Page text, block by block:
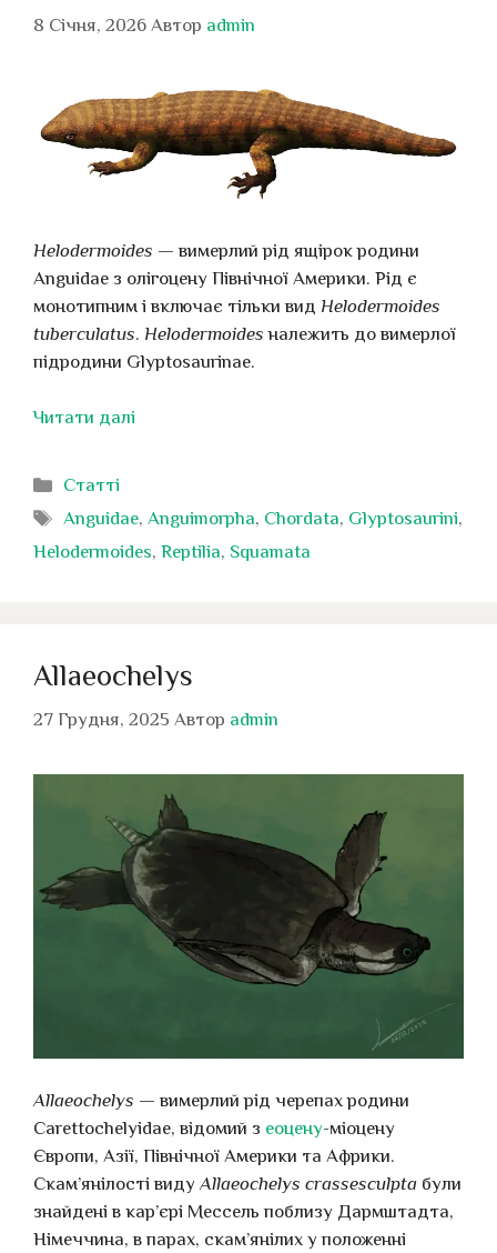
8 Січня, 2026 Автор admin
Helodermoides — вимерлий рід ящірок родини
Anguidae з олігоцену Північної Америки. Рід є
монотипним і включає тільки вид Helodermoides
tuberculatus. Helodermoides належить до вимерлої
підродини Glyptosaurinae.
Читати далі
Категорії
Статті
Позначки
Anguidae,Anguimorpha, Chordata, Glyptosaurini,
Helodermoides, Reptilia, Squamata
Allaeochelys
27 Грудня, 2025 Автор admin
Allaeochelys — вимерлий рід черепах родини
Carettochelyidae, відомий з еоцену-міоцену
Європи, Азії, Північної Америки та Африки.
Скам’янілості видуAllaeochelys crassesculpta були
знайдені в кар’єрі Мессель поблизу Дармштадта,
Німеччина, в парах, скам’янілих у положенні